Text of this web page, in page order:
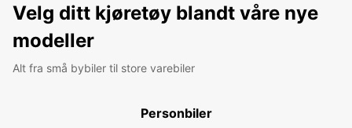
Velg ditt kjøretøy blandt våre nye
modeller
Alt fra små bybiler til store varebiler
Personbiler